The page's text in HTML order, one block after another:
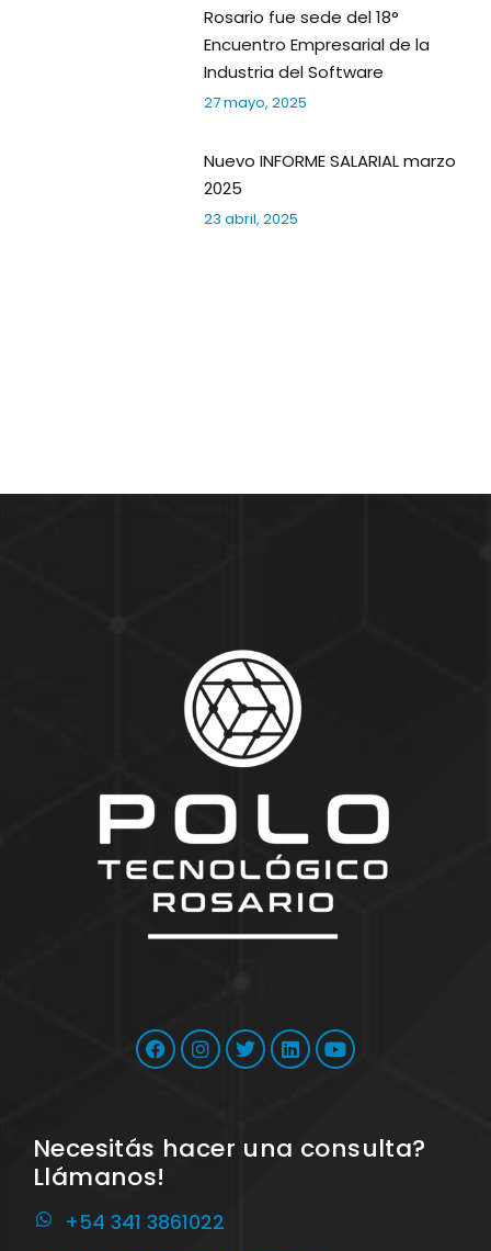
Rosario fue sede del 18°
Encuentro Empresarial de la
Industria del Software
27 mayo, 2025
Nuevo INFORME SALARIAL marzo
2025
23 abril, 2025
Necesitás hacer una consulta?
Llámanos!
+54 341 3861022